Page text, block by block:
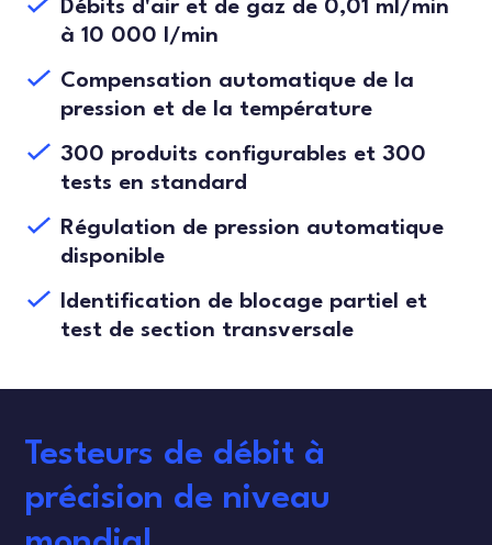
Débits d'air et de gaz de 0,01 ml/min
à 10 000 l/min
Compensation automatique de la
pression et de la température
300 produits configurables et 300
tests en standard
Régulation de pression automatique
disponible
Identification de blocage partiel et
test de section transversale
Testeurs de débit à
précision de niveau